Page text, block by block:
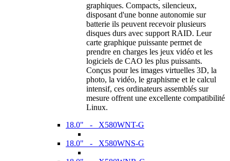
graphiques. Compacts, silencieux,
disposant d'une bonne autonomie sur
batterie ils peuvent recevoir plusieurs
disques durs avec support RAID. Leur
carte graphique puissante permet de
prendre en charges les jeux vidéo et les
logiciels de CAO les plus puissants.
Conçus pour les images virtuelles 3D, la
photo, la vidéo, le graphisme et le calcul
intensif, ces ordinateurs assemblés sur
mesure offrent une excellente compatibilité
Linux.
18.0" - X580WNT-G
18.0" - X580WNS-G